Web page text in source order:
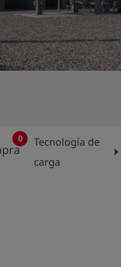
0
Tecnología de
carga
arrow_right